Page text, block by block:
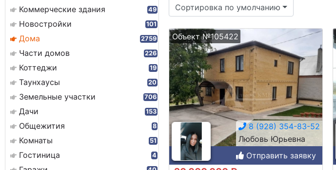
Коммерческие здания 49
Новостройки 101
Дома 2759
Части домов 226
Коттеджи 19
Таунхаусы 20
Земельные участки 706
Дачи 153
Общежития 8
Комнаты 51
Гостиница 4
Сортировка по умолчанию
Объект №105422
8 (928) 354-83-52
Любовь Юрьевна
Отправить заявку